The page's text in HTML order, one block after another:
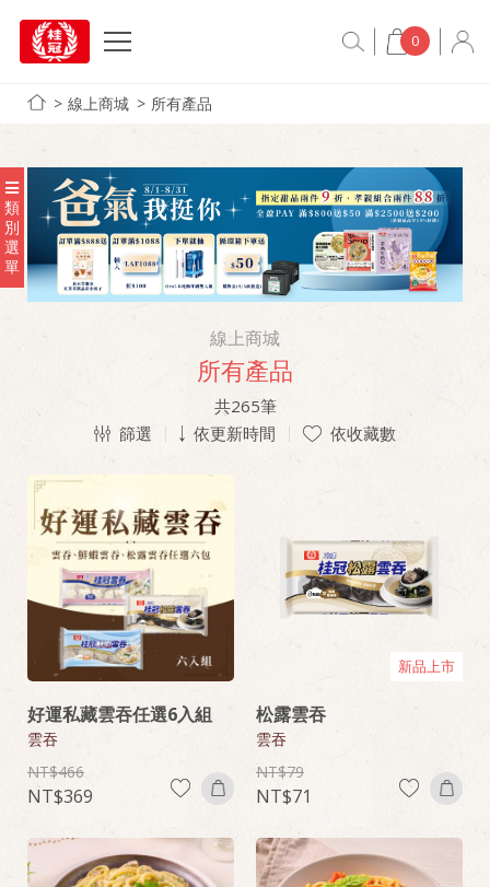
0
線上商城 所有產品
類
別
選
單
線上商城
所有產品
共265筆
篩選
依更新時間 依收藏數
好運私藏雲吞任選6入組
雲吞
466
369
新品上市
松露雲吞
雲吞
79
71